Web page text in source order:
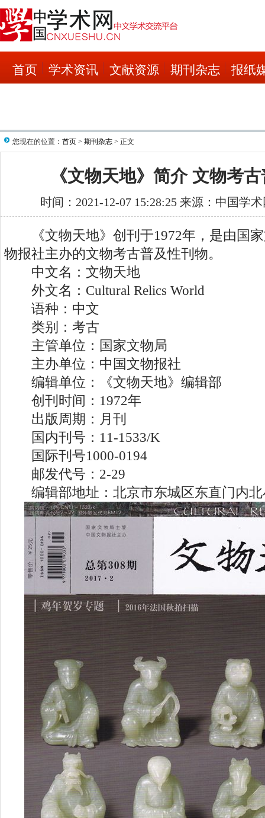
首页 学术资讯 文献资源 期刊杂志 报纸
您现在的位置： 首页 > 期刊杂志 > 正文
《文物天地》简介 文物考
时间：2021-12-07 15:28:25 来源：中国学
《文物天地》创刊于1972年，是由国家
物报社主办的文物考古普及性刊物。
中文名：文物天地
外文名：Cultural Relics World
语种：中文
类别：考古
主管单位：国家文物局
主办单位：中国文物报社
编辑单位：《文物天地》编辑部
创刊时间：1972年
出版周期：月刊
国内刊号：11-1533/K
国际刊号1000-0194
邮发代号：2-29
编辑部地址：北京市东城区东直门内北